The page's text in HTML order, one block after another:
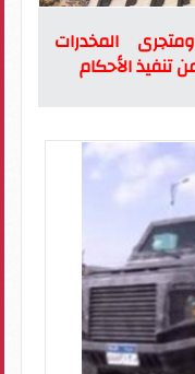
المخدرات
تنفيذ الأحكام